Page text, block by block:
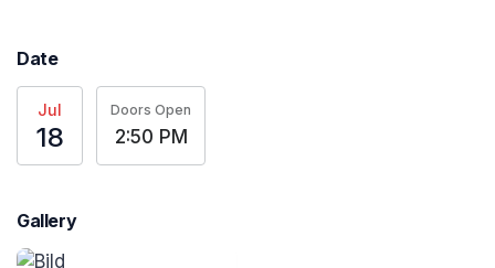
Date
Jul
18
Doors Open
2:50 PM
Gallery